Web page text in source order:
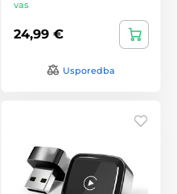
vas
24,99 €
Usporedba